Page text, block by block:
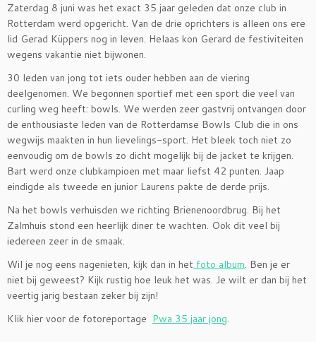
Zaterdag 8 juni was het exact 35 jaar geleden dat onze club in
Rotterdam werd opgericht. Van de drie oprichters is alleen ons ere
lid Gerad Küppers nog in leven. Helaas kon Gerard de festiviteiten
wegens vakantie niet bijwonen.
30 leden van jong tot iets ouder hebben aan de viering
deelgenomen. We begonnen sportief met een sport die veel van
curling weg heeft: bowls. We werden zeer gastvrij ontvangen door
de enthousiaste leden van de Rotterdamse Bowls Club die in ons
wegwijs maakten in hun lievelings-sport. Het bleek toch niet zo
eenvoudig om de bowls zo dicht mogelijk bij de jacket te krijgen.
Bart werd onze clubkampioen met maar liefst 42 punten. Jaap
eindigde als tweede en junior Laurens pakte de derde prijs.
Na het bowls verhuisden we richting Brienenoordbrug. Bij het
Zalmhuis stond een heerlijk diner te wachten. Ook dit veel bij
iedereen zeer in de smaak.
Wil je nog eens nagenieten, kijk dan in het foto album. Ben je er
niet bij geweest? Kijk rustig hoe leuk het was. Je wilt er dan bij het
veertig jarig bestaan zeker bij zijn!
Klik hier voor de fotoreportage Pwa 35 jaar jong.